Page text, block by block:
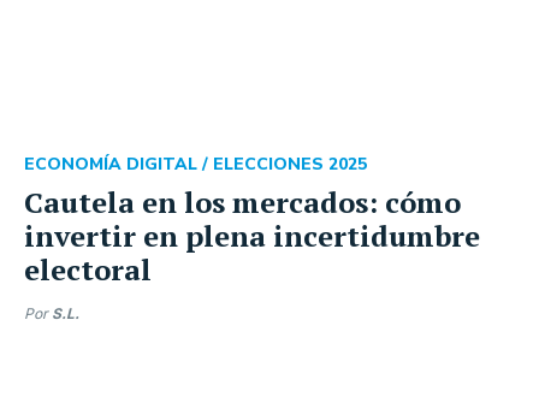
Cautela en los mercados: cómo
invertir en plena incertidumbre
electoral
ECONOMÍA DIGITAL / ELECCIONES 2025
Por S.L.